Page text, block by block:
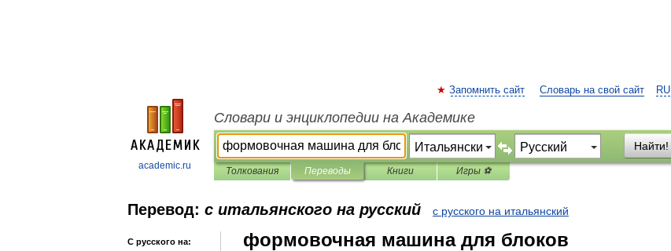
academic.ru
RU
Запомнить сайт Словарь на свой сайт
Словари и энциклопедии на Академике
Найти!
Толкования Переводы Книги Игры ⚽
Перевод: с итальянского на русский с русского на итальянский
С русского на: формовочная машина для блоков